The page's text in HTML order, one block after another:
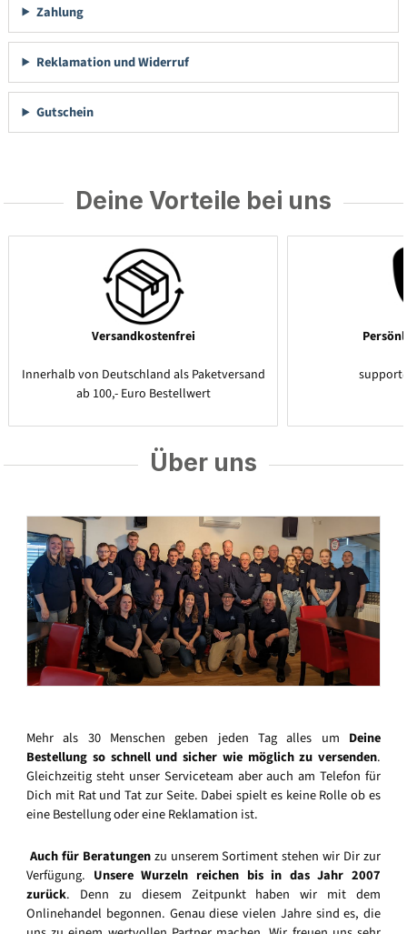
Zahlung
Reklamation und Widerruf
Gutschein
Deine Vorteile bei uns
Versandkostenfrei
Innerhalb von Deutschland als Paketversand
ab 100,- Euro Bestellwert
Über uns
Mehr als 30 Menschen geben jeden Tag alles um Deine
Bestellung so schnell und sicher wie möglich zu versenden.
Gleichzeitig steht unser Serviceteam aber auch am Telefon für
Dich mit Rat und Tat zur Seite. Dabei spielt es keine Rolle ob es
eine Bestellung oder eine Reklamation ist.
Auch für Beratungenzu unserem Sortiment stehen wir Dir zur
Verfügung. Unsere Wurzeln reichen bis in das Jahr 2007
zurück. Denn zu diesem Zeitpunkt haben wir mit dem
Onlinehandel begonnen. Genau diese vielen Jahre sind es, die